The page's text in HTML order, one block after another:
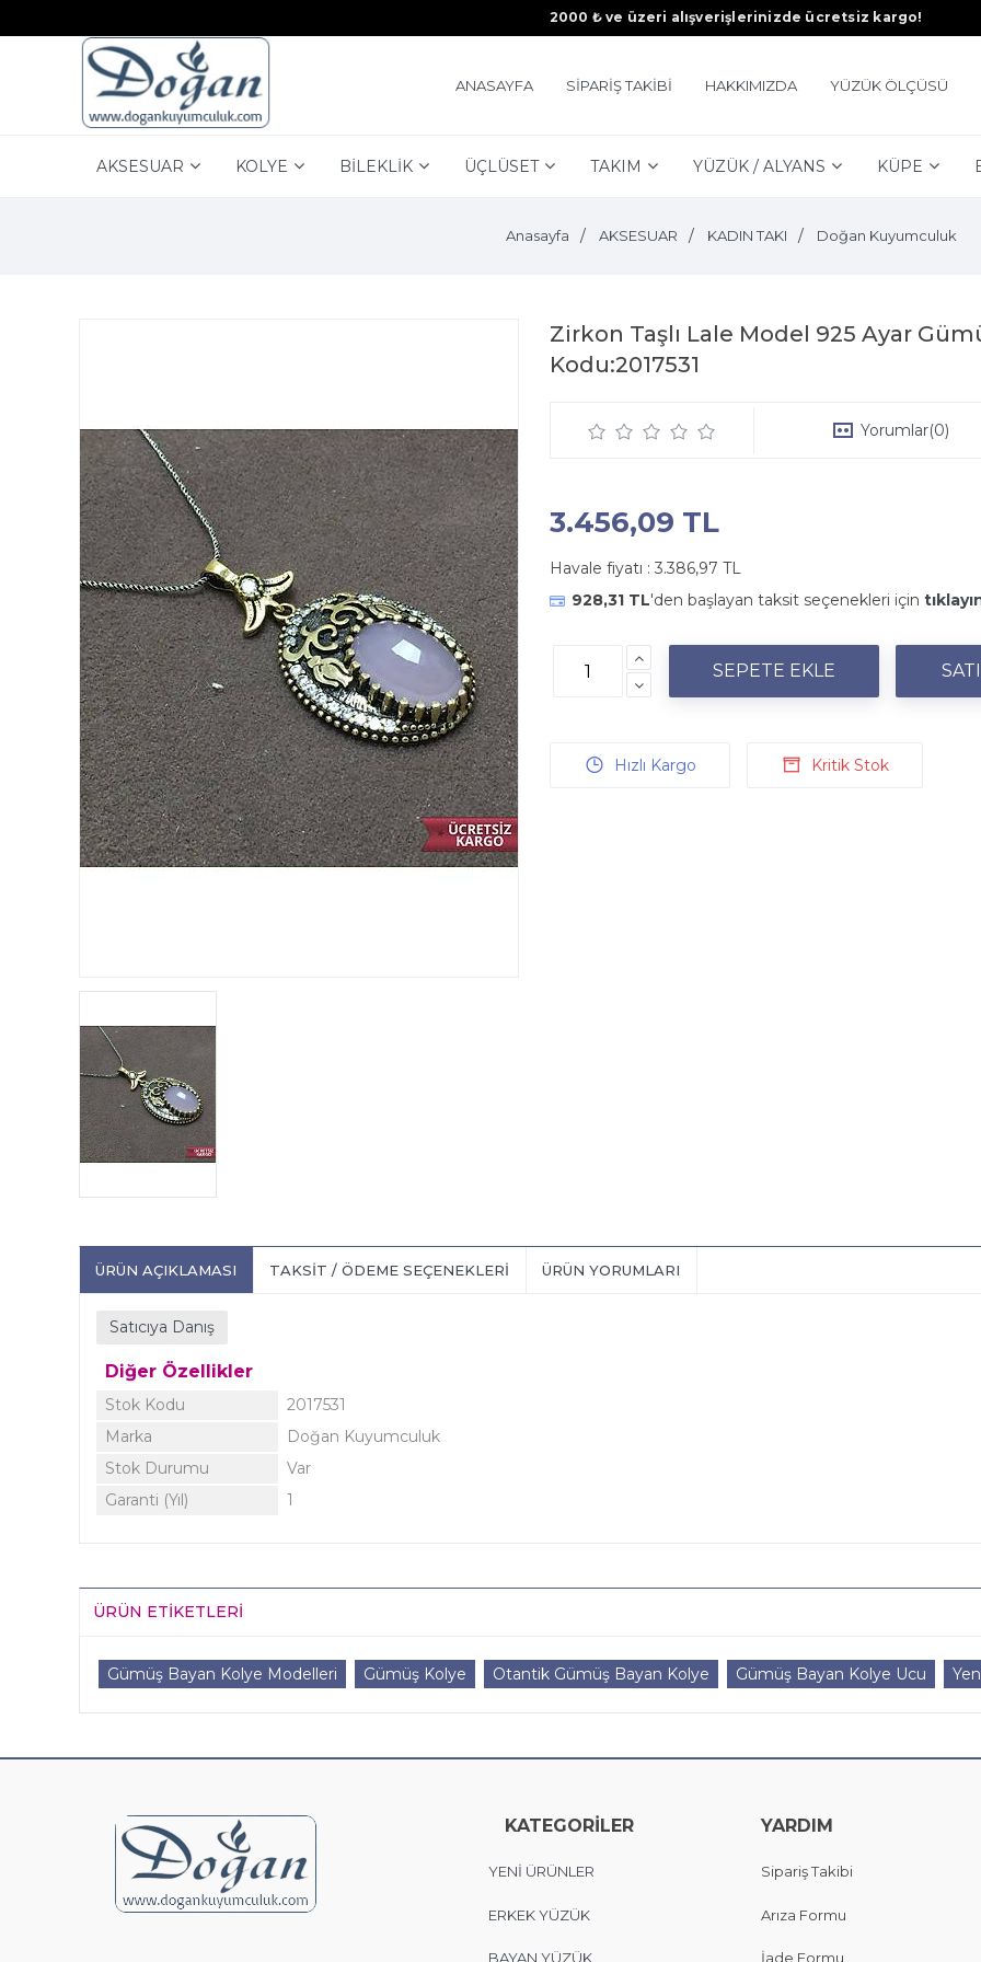
2000 ₺ ve üzeri alışverişlerinizde ücretsiz kargo!
ANASAYFA SİPARİŞ TAKİBİ HAKKIMIZDA YÜZÜK ÖLÇÜSÜ
AKSESUAR KOLYE BİLEKLİK ÜÇLÜSET TAKIM YÜZÜK / ALYANS KÜPE
Anasayfa AKSESUAR KADIN TAKI Doğan Kuyumculuk
Zirkon Taşlı Lale Model 925 Ayar
Kodu:2017531
Yorumlar(0)
3.456,09 TL
Havale fiyatı : 3.386,97 TL
928,31 TL'den başlayan taksit seçenekleri için
ÜRÜN AÇIKLAMASI TAKSIT / ÖDEME SEÇENEKLERI ÜRÜN YORUMLARI
Satıcıya Danış
Diğer Özellikler
Stok Kodu
2017531
Marka
Doğan Kuyumculuk
Stok Durumu
Var
Garanti (Yıl)
1
ÜRÜN ETIKETLERI
Gümüş Bayan Kolye Modelleri Gümüş Kolye Otantik Gümüş Bayan Kolye Gümüş Bayan Kolye Ucu
KATEGORİLER
YENİ ÜRÜNLER
ERKEK YÜZÜK
BAYAN YÜZÜK
YARDIM
Sipariş Takibi
Arıza Formu
İade Formu